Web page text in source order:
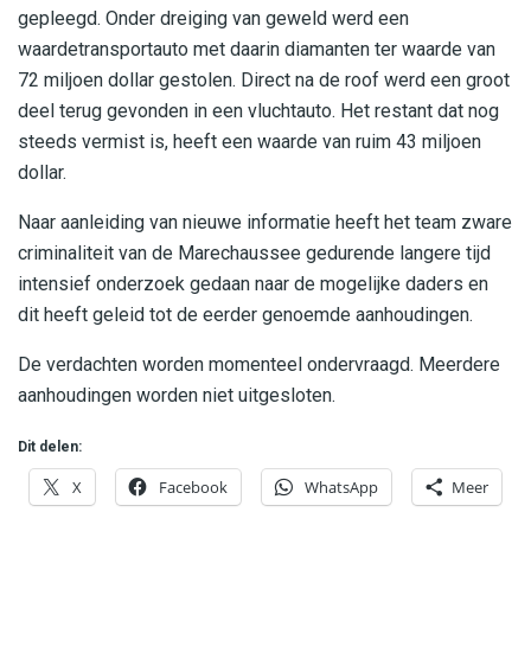
gepleegd. Onder dreiging van geweld werd een
waardetransportauto met daarin diamanten ter waarde van
72 miljoen dollar gestolen. Direct na de roof werd een groot
deel terug gevonden in een vluchtauto. Het restant dat nog
steeds vermist is, heeft een waarde van ruim 43 miljoen
dollar.
Naar aanleiding van nieuwe informatie heeft het team zware
criminaliteit van de Marechaussee gedurende langere tijd
intensief onderzoek gedaan naar de mogelijke daders en
dit heeft geleid tot de eerder genoemde aanhoudingen.
De verdachten worden momenteel ondervraagd. Meerdere
aanhoudingen worden niet uitgesloten.
Dit delen:
X Facebook WhatsApp Meer